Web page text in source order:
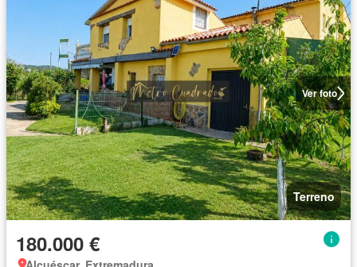
Ver foto
Terreno
180.000 €